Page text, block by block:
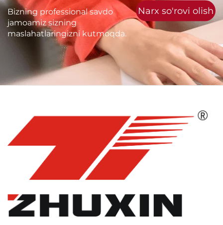
Bizning professional savdo
jamoamiz sizning
maslahatlaringizni kutmoqda.
Narx so'rovi olish